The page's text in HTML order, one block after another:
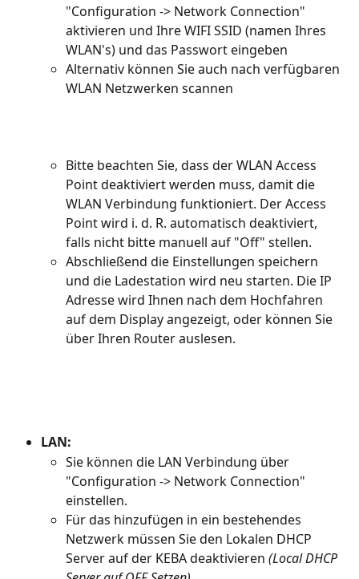
"Configuration -> Network Connection"
aktivieren und Ihre WIFI SSID (namen Ihres
WLAN's) und das Passwort eingeben
Alternativ können Sie auch nach verfügbaren
WLAN Netzwerken scannen
Bitte beachten Sie, dass der WLAN Access
Point deaktiviert werden muss, damit die
WLAN Verbindung funktioniert. Der Access
Point wird i. d. R. automatisch deaktiviert,
falls nicht bitte manuell auf "Off" stellen.
Abschließend die Einstellungen speichern
und die Ladestation wird neu starten. Die IP
Adresse wird Ihnen nach dem Hochfahren
auf dem Display angezeigt, oder können Sie
über Ihren Router auslesen.
LAN:
Sie können die LAN Verbindung über
"Configuration -> Network Connection"
einstellen.
Für das hinzufügen in ein bestehendes
Netzwerk müssen Sie den Lokalen DHCP
Server auf der KEBA deaktivieren (Local DHCP